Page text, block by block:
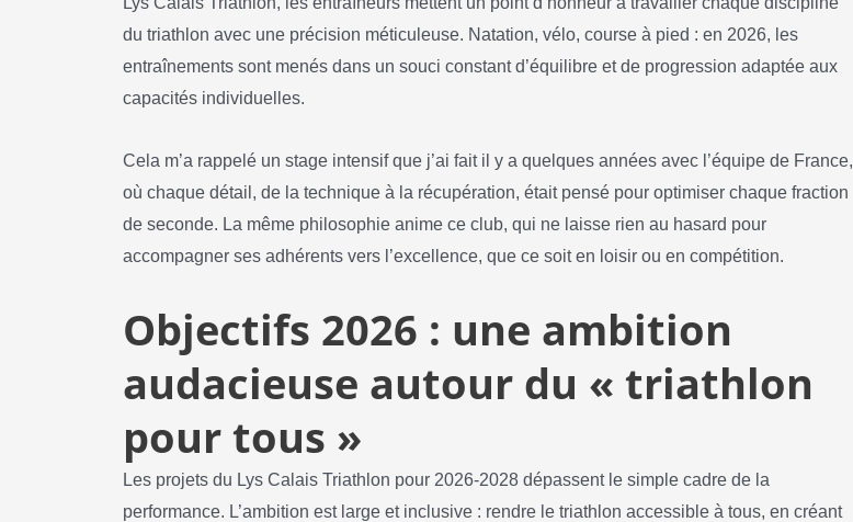
du triathlon avec une précision méticuleuse. Natation, vélo, course à pied : en 2026, les
entraînements sont menés dans un souci constant d’équilibre et de progression adaptée aux
capacités individuelles.
Cela m’a rappelé un stage intensif que j’ai fait il y a quelques années avec l’équipe de France,
où chaque détail, de la technique à la récupération, était pensé pour optimiser chaque fraction
de seconde. La même philosophie anime ce club, qui ne laisse rien au hasard pour
accompagner ses adhérents vers l’excellence, que ce soit en loisir ou en compétition.
Objectifs 2026 : une ambition
audacieuse autour du « triathlon
pour tous »
Les projets du Lys Calais Triathlon pour 2026-2028 dépassent le simple cadre de la
performance. L’ambition est large et inclusive : rendre le triathlon accessible à tous, en créant